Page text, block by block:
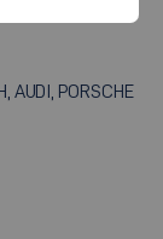
AUDI, PORSCHE